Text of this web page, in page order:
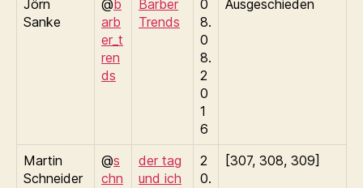
Jörn
Sanke
@b
arb
er_t
ren
ds
Barber
Trends
0
8.
0
8.
2
0
1
6
Ausgeschieden
Martin
Schneider
@s
chn
der tag
und ich
2
0.
[307, 308, 309]